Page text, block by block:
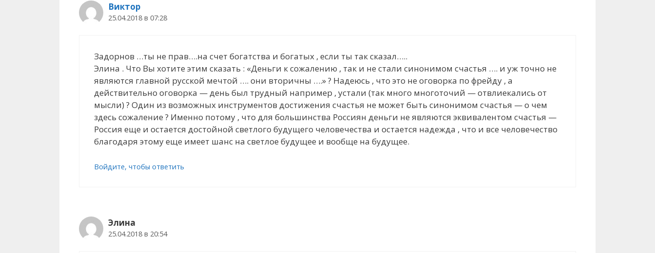
Виктор
25.04.2018 в 07:28
Задорнов …ты не прав….на счет богатства и богатых , если ты так сказал…..
Элина . Что Вы хотите этим сказать : «Деньги к сожалению , так и не стали синонимом счастья …. и уж точно не
являются главной русской мечтой …. они вторичны ….» ? Надеюсь , что это не оговорка по фрейду , а
действительно оговорка — день был трудный например , устали (так много многоточий — отвлиекались от
мысли) ? Один из возможных инструментов достижения счастья не может быть синонимом счастья — о чем
здесь сожаление ? Именно потому , что для большинства Россиян деньги не являются эквивалентом счастья —
Россия еще и остается достойной светлого будущего человечества и остается надежда , что и все человечество
благодаря этому еще имеет шанс на светлое будущее и вообще на будущее.
Войдите, чтобы ответить
Элина
25.04.2018 в 20:54